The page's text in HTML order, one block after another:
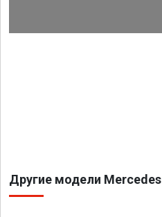
Другие модели Mercedes